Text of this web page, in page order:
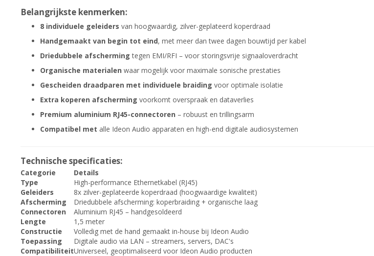
Belangrijkste kenmerken:
8 individuele geleiders van hoogwaardig, zilver-geplateerd koperdraad
Handgemaakt van begin tot eind, met meer dan twee dagen bouwtijd per kabel
Driedubbele afscherming tegen EMI/RFI – voor storingsvrije signaaloverdracht
Organische materialen waar mogelijk voor maximale sonische prestaties
Gescheiden draadparen met individuele braiding voor optimale isolatie
Extra koperen afscherming voorkomt overspraak en dataverlies
Premium aluminium RJ45-connectoren – robuust en trillingsarm
Compatibel met alle Ideon Audio apparaten en high-end digitale audiosystemen
Technische specificaties:
Categorie
Details
Type
High-performance Ethernetkabel (RJ45)
Geleiders
8x zilver-geplateerde koperdraad (hoogwaardige kwaliteit)
Afscherming
Driedubbele afscherming: koperbraiding + organische laag
Connectoren
Aluminium RJ45 – handgesoldeerd
Lengte
1,5 meter
Constructie
Volledig met de hand gemaakt in-house bij Ideon Audio
Toepassing
Digitale audio via LAN – streamers, servers, DAC's
CompatibiliteitUniverseel, geoptimaliseerd voor Ideon Audio producten